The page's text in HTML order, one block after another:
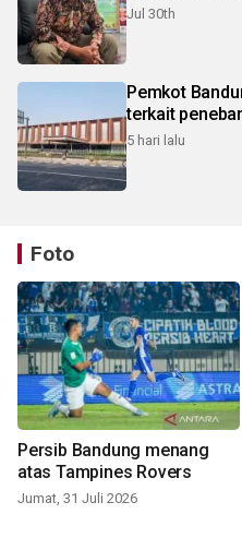
Jul 30th
Pemkot
terkait
5 hari lalu
Foto
Persib Bandung menang
atas Tampines Rovers
Jumat, 31 Juli 2026